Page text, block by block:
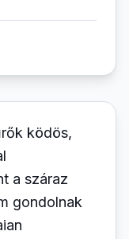
ködös,
a száraz
gondolnak